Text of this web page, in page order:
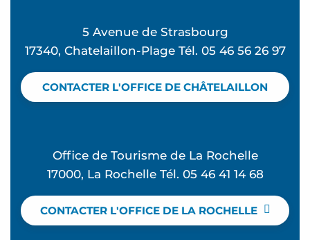
5 Avenue de Strasbourg
17340, Chatelaillon-Plage Tél. 05 46 56 26 97
CONTACTER L'OFFICE DE CHÂTELAILLON
Office de Tourisme de La Rochelle
17000, La Rochelle Tél. 05 46 41 14 68
CONTACTER L'OFFICE DE LA ROCHELLE